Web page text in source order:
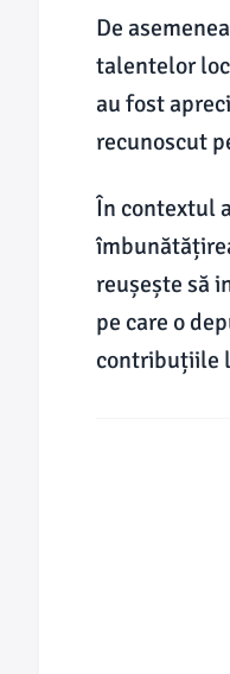
De
talentelor
au fost
recunoscut
În contextul
reușește să
pe care o
contribuțiile